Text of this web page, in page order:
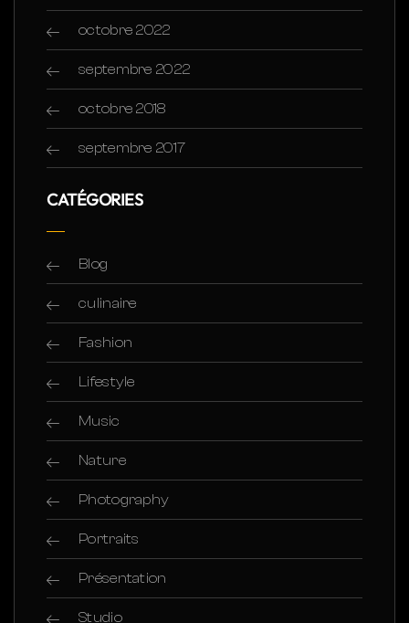
octobre 2022
septembre 2022
octobre 2018
septembre 2017
CATÉGORIES
Blog
culinaire
Fashion
Lifestyle
Music
Nature
Photography
Portraits
Présentation
Studio